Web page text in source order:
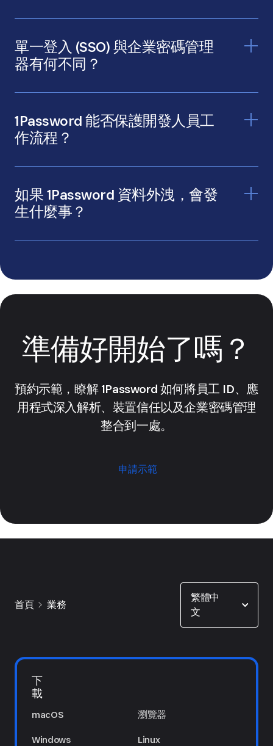
IT 部門未曾聽聞的應用程式和工具。
單一登入 (SSO) 與企業密碼管理
器有何不同？
1Password 能否保護開發人員工
作流程？
如果 1Password 資料外洩，會發
生什麼事？
準備好開始了嗎？
預約示範，瞭解 1Password 如何將員工 ID、應
用程式深入解析、裝置信任以及企業密碼管理
整合到一處。
申請示範
首頁 業務
繁體中
文
Show options
下
載
macOS
Windows
瀏覽器
Linux